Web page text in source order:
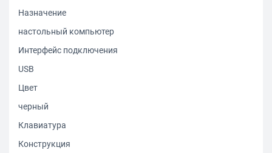
Назначение
настольный компьютер
Интерфейс подключения
USB
Цвет
черный
Клавиатура
Конструкция